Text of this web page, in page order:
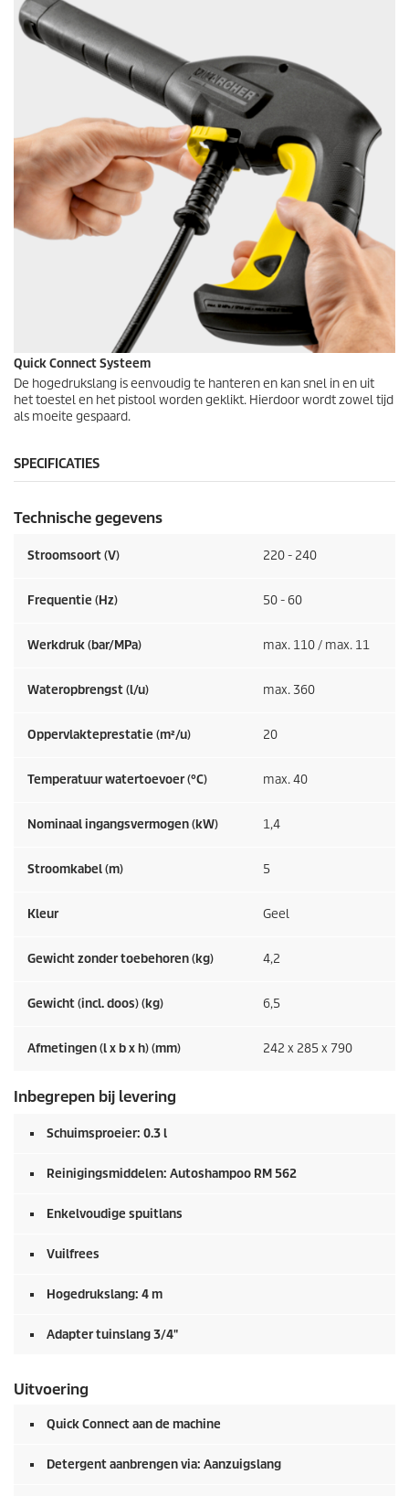
Quick ConnectSysteem
De hogedrukslang is eenvoudig te hanteren en kan snel in en uit
het toestel en het pistool worden geklikt. Hierdoor wordt zowel tijd
als moeite gespaard.
SPECIFICATIES
Technische gegevens
Stroomsoort (V) 220 - 240
Frequentie (Hz) 50 - 60
Werkdruk (bar/MPa) max. 110 / max. 11
Wateropbrengst (l/u) max. 360
Oppervlakteprestatie (m²/u) 20
Temperatuur watertoevoer (°C) max. 40
Nominaal ingangsvermogen (kW) 1,4
Stroomkabel (m) 5
Kleur Geel
Gewicht zonder toebehoren (kg) 4,2
Gewicht (incl. doos) (kg) 6,5
Afmetingen (l x b x h) (mm) 242 x 285 x 790
Inbegrepen bij levering
Schuimsproeier: 0.3 l
Reinigingsmiddelen: Autoshampoo RM 562
Enkelvoudige spuitlans
Vuilfrees
Hogedrukslang: 4 m
Adapter tuinslang 3/4"
Uitvoering
Quick Connectaan de machine
Detergent aanbrengen via: Aanzuigslang